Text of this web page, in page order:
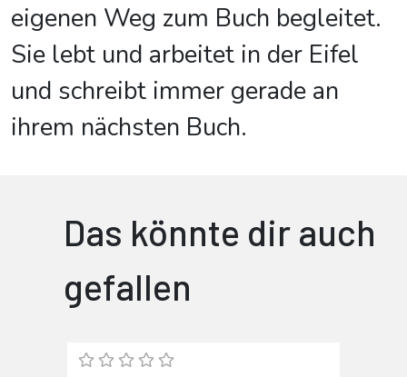
eigenen Weg zum Buch begleitet.
Sie lebt und arbeitet in der Eifel
und schreibt immer gerade an
ihrem nächsten Buch.
Das könnte dir auch
gefallen